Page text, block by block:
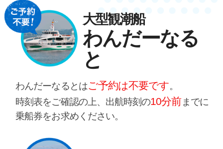
大型観潮船
わんだーなる
と
わんだーなるとはご予約は不要です。
時刻表をご確認の上、出航時刻の10分前 までに
乗船券をお求めください。